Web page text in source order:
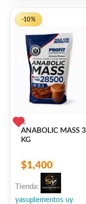
5
-10%
1
ANABOLIC MASS 3
KG
$1,400
Tienda:
yasuplementos uy